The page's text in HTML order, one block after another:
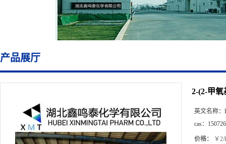
产品展厅
2-(2-甲
英文名称：
cas：
价格： ￥2/